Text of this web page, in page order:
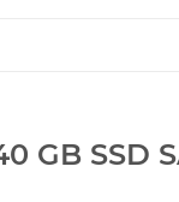
GB SSD